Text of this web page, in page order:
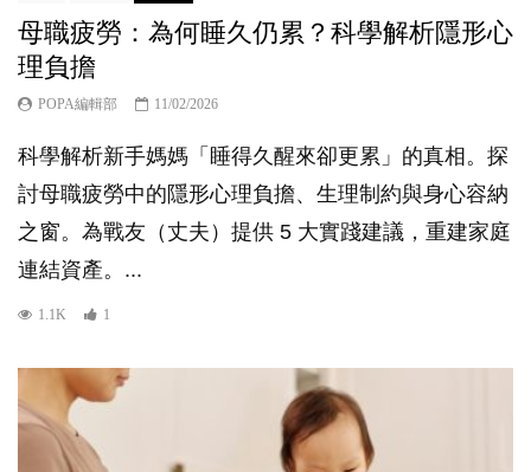
母職疲勞：為何睡久仍累？科學解析隱形心
理負擔
POPA編輯部 11/02/2026
科學解析新手媽媽「睡得久醒來卻更累」的真相。探
討母職疲勞中的隱形心理負擔、生理制約與身心容納
之窗。為戰友（丈夫）提供 5 大實踐建議，重建家庭
連結資產。...
1.1K 1